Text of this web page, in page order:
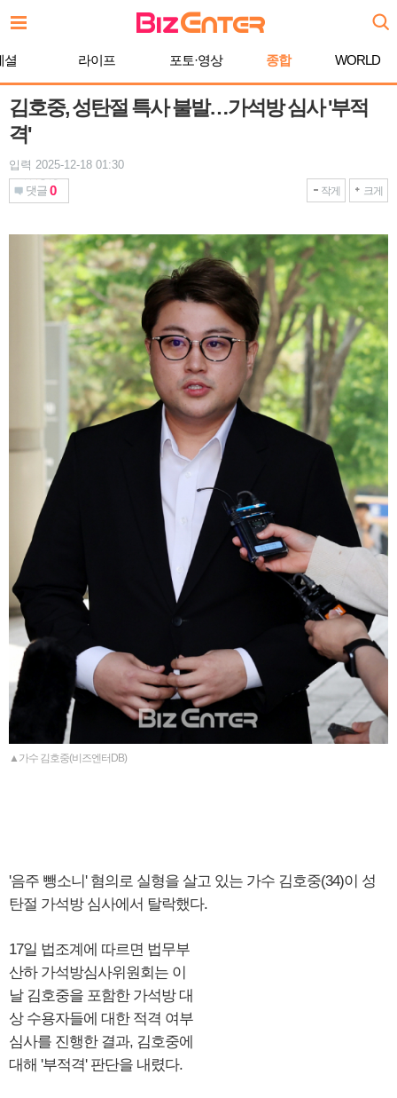
문
로셜 라이프 포토·영상 종합 WORLD
김호중, 성탄절 특사 불발…가석방 심사 '부적
격'
입력 2025-12-18 01:30
댓글 0 작게 크게
▲가수 김호중(비즈엔터DB)
'음주 뺑소니' 혐의로 실형을 살고 있는 가수 김호중(34)이 성
탄절 가석방 심사에서 탈락했다.
17일 법조계에 따르면 법무부
산하 가석방심사위원회는 이
날 김호중을 포함한 가석방 대
상 수용자들에 대한 적격 여부
심사를 진행한 결과, 김호중에
대해 '부적격' 판단을 내렸다.